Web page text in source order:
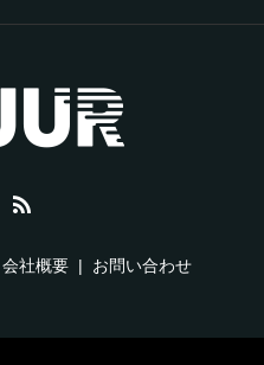
会社概要 お問い合わせ